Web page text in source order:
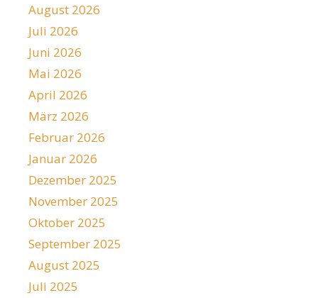
August 2026
Juli 2026
Juni 2026
Mai 2026
April 2026
März 2026
Februar 2026
Januar 2026
Dezember 2025
November 2025
Oktober 2025
September 2025
August 2025
Juli 2025